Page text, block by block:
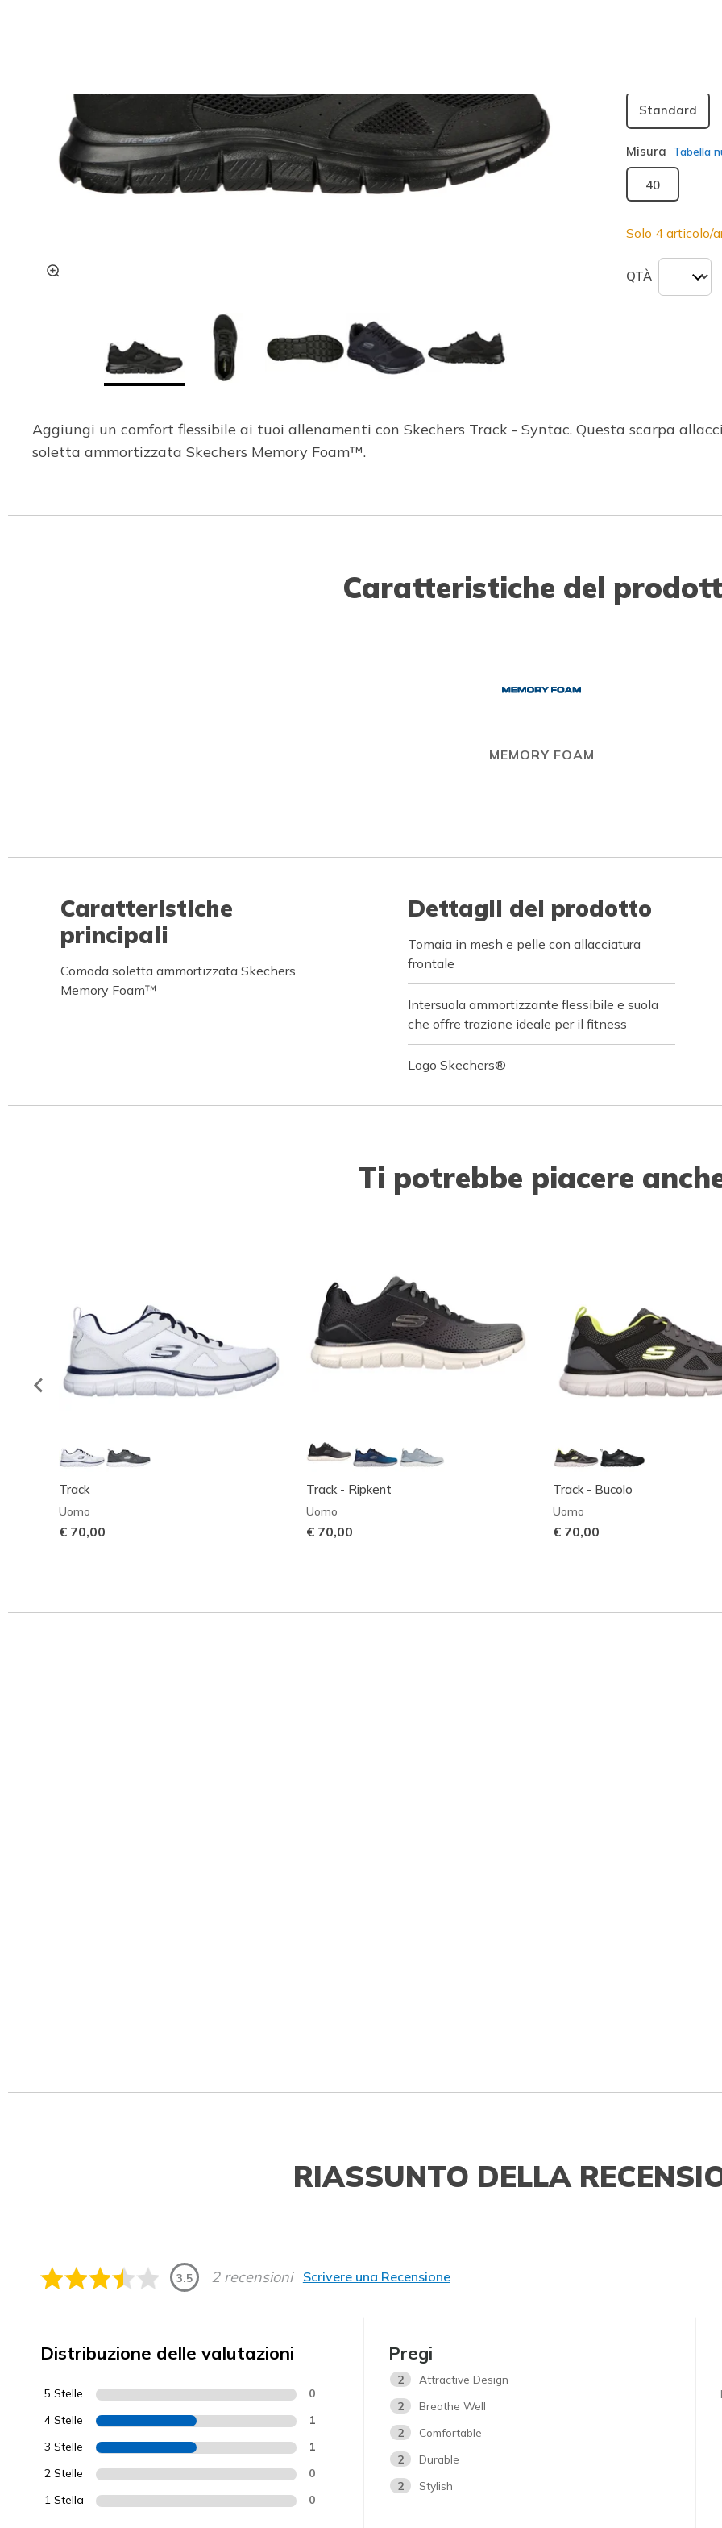
Standard
Misura Tabella
40
Solo 4 articolo/
QTÀ
Aggiungi un comfort flessibile ai tuoi allenamenti con Skechers Track - Syntac. Questa scarpa
soletta ammortizzata Skechers Memory Foam™.
Caratteristiche del
MEMORY FOAM
Caratteristiche
principali
Comoda soletta ammortizzata Skechers
Memory Foam™
Dettagli del prodotto
Tomaia in mesh e pelle con allacciatura
frontale
Intersuola ammortizzante flessibile e suola
che offre trazione ideale per il fitness
Logo Skechers®
Ti potrebbe piacere
Track
Uomo
€ 70,00
Track - Ripkent
Uomo
€ 70,00
Track - Bucolo
Uomo
€ 70,00
RIASSUNTO DELLA
3.5 2 recensioni Scrivere una Recensione
Distribuzione delle valutazioni
5 Stelle 0
4 Stelle 1
3 Stelle 1
2 Stelle 0
1 Stella 0
Pregi
2
Attractive Design
2
Breathe Well
2
Comfortable
2
Durable
2
Stylish